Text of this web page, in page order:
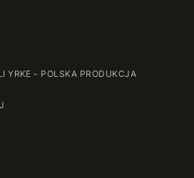
YRKE - POLSKA PRODUKCJA